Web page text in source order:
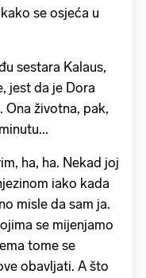
se osjeća u
sestara Kalaus,
jest da je Dora
Ona životna, pak,
ha, ha. Nekad joj
iako kada
misle da sam ja.
se mijenjamo
tome se
obavljati. A što